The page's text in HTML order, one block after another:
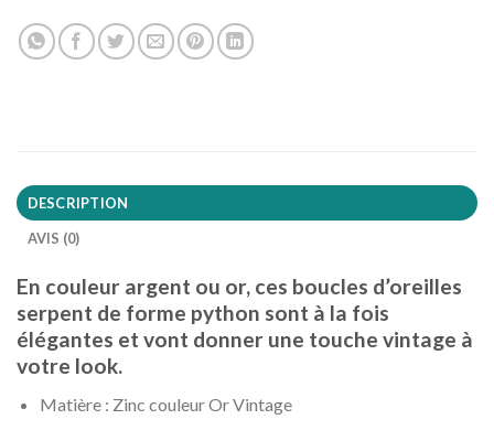
DESCRIPTION
AVIS (0)
En couleur argent ou or, ces boucles d’oreilles
serpent de forme python sont à la fois
élégantes et vont donner une touche vintage à
votre look.
Matière : Zinc couleur Or Vintage